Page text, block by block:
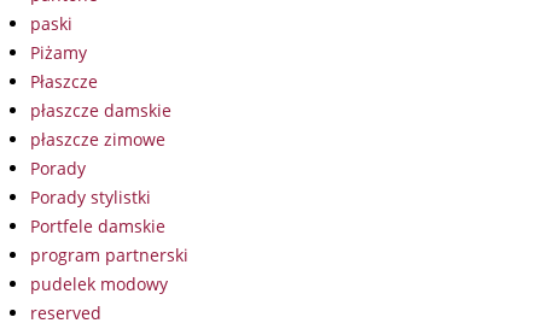
paski
Piżamy
Płaszcze
płaszcze damskie
płaszcze zimowe
Porady
Porady stylistki
Portfele damskie
program partnerski
pudelek modowy
reserved